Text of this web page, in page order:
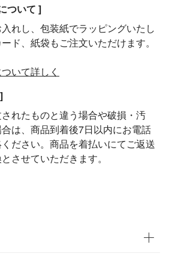
ついて ]
れし、包装紙でラッピングいたし
ド、紙袋もご注文いただけます。
いて詳しく
れたものと違う場合や破損・汚
は、商品到着後7日以内にお電話
ださい。商品を着払いにてご返送
させていただきます。